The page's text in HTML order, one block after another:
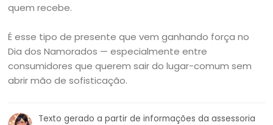
quem recebe.
É esse tipo de presente que vem ganhando força no
Dia dos Namorados — especialmente entre
consumidores que querem sair do lugar-comum sem
abrir mão de sofisticação.
Texto gerado a partir de informações da assessoria